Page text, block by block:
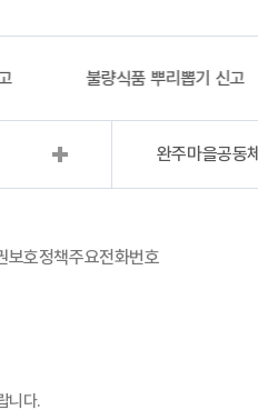
불량식품 뿌리뽑기 신고
완주마을공동체
보호정책주요전화번호
니다.